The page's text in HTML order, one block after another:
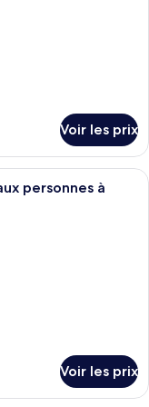
Voir les prix
2 lits une place,
personnes à
Voir les prix